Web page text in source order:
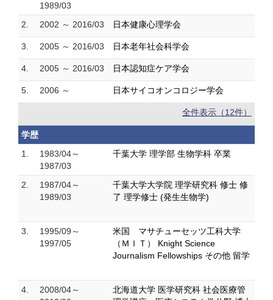
1989/03
2. 2002 ～ 2016/03 日本健康心理学会
3. 2005 ～ 2016/03 日本老年社会科学会
4. 2005 ～ 2016/03 日本認知症ケア学会
5. 2006 ～ 日本サイコオンコロジー学会
全件表示（12件）
学歴
1.
1983/04～
1987/03
千葉大学 理学部 生物学科 卒業
2.
1987/04～
1989/03
千葉大学大学院 理学研究科 修士 修
了 理学修士 (発生生物学)
3.
1995/09～
1997/05
米国 マサチューセッツ工科大学
（ＭＩＴ） Knight Science
Journalism Fellowships その他 留学
4.
2008/04～
北海道大学 医学研究科 社会医療管